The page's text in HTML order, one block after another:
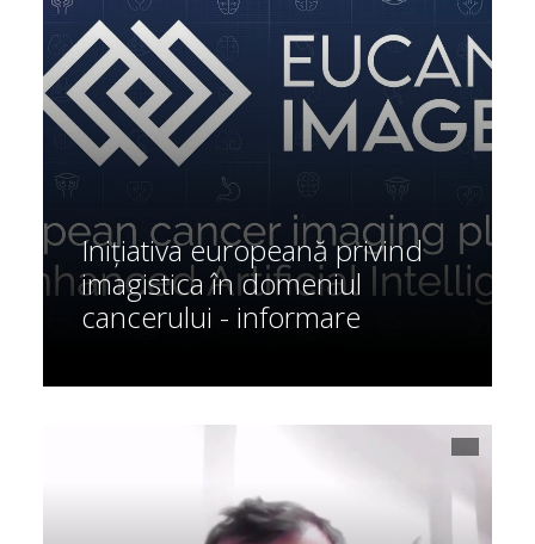
Inițiativa europeană privind
imagistica în domeniul
cancerului - informare